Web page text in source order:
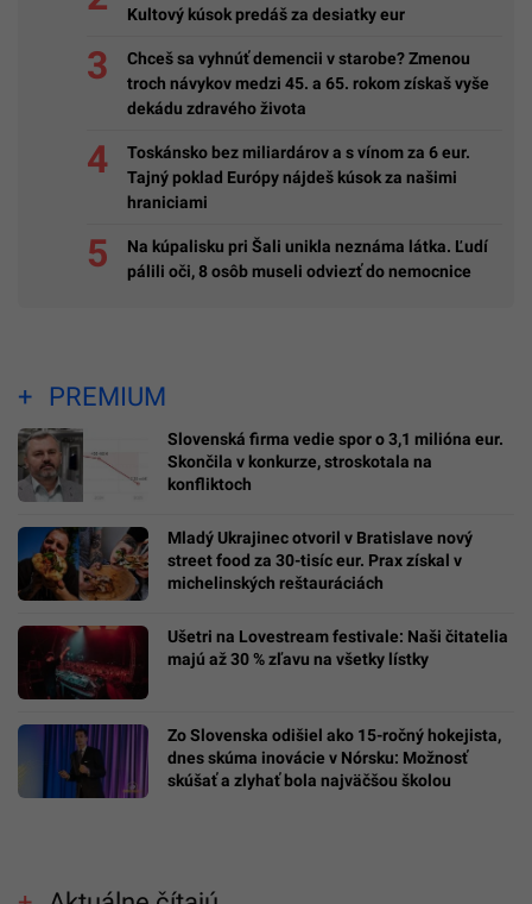
Kultový kúsok predáš za desiatky eur
Chceš sa vyhnúť demencii v starobe? Zmenou
troch návykov medzi 45. a 65. rokom získaš vyše
dekádu zdravého života
Toskánsko bez miliardárov a s vínom za 6 eur.
Tajný poklad Európy nájdeš kúsok za našimi
hraniciami
Na kúpalisku pri Šali unikla neznáma látka. Ľudí
pálili oči, 8 osôb museli odviezť do nemocnice
PREMIUM
Slovenská firma vedie spor o 3,1 milióna eur.
Skončila v konkurze, stroskotala na
konfliktoch
Mladý Ukrajinec otvoril v Bratislave nový
street food za 30-tisíc eur. Prax získal v
michelinských reštauráciách
Ušetri na Lovestream festivale: Naši čitatelia
majú až 30 % zľavu na všetky lístky
Zo Slovenska odišiel ako 15-ročný hokejista,
dnes skúma inovácie v Nórsku: Možnosť
skúšať a zlyhať bola najväčšou školou